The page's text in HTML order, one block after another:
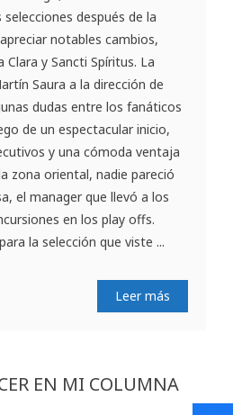
después de la
notables cambios,
Clara y Sancti Spíritus. La
Saura a la dirección de
dudas entre los fanáticos
de un espectacular inicio,
y una cómoda ventaja
zona oriental, nadie pareció
el manager que llevó a los
en los play offs.
la selección que viste ...
Leer más
EN MI COLUMNA